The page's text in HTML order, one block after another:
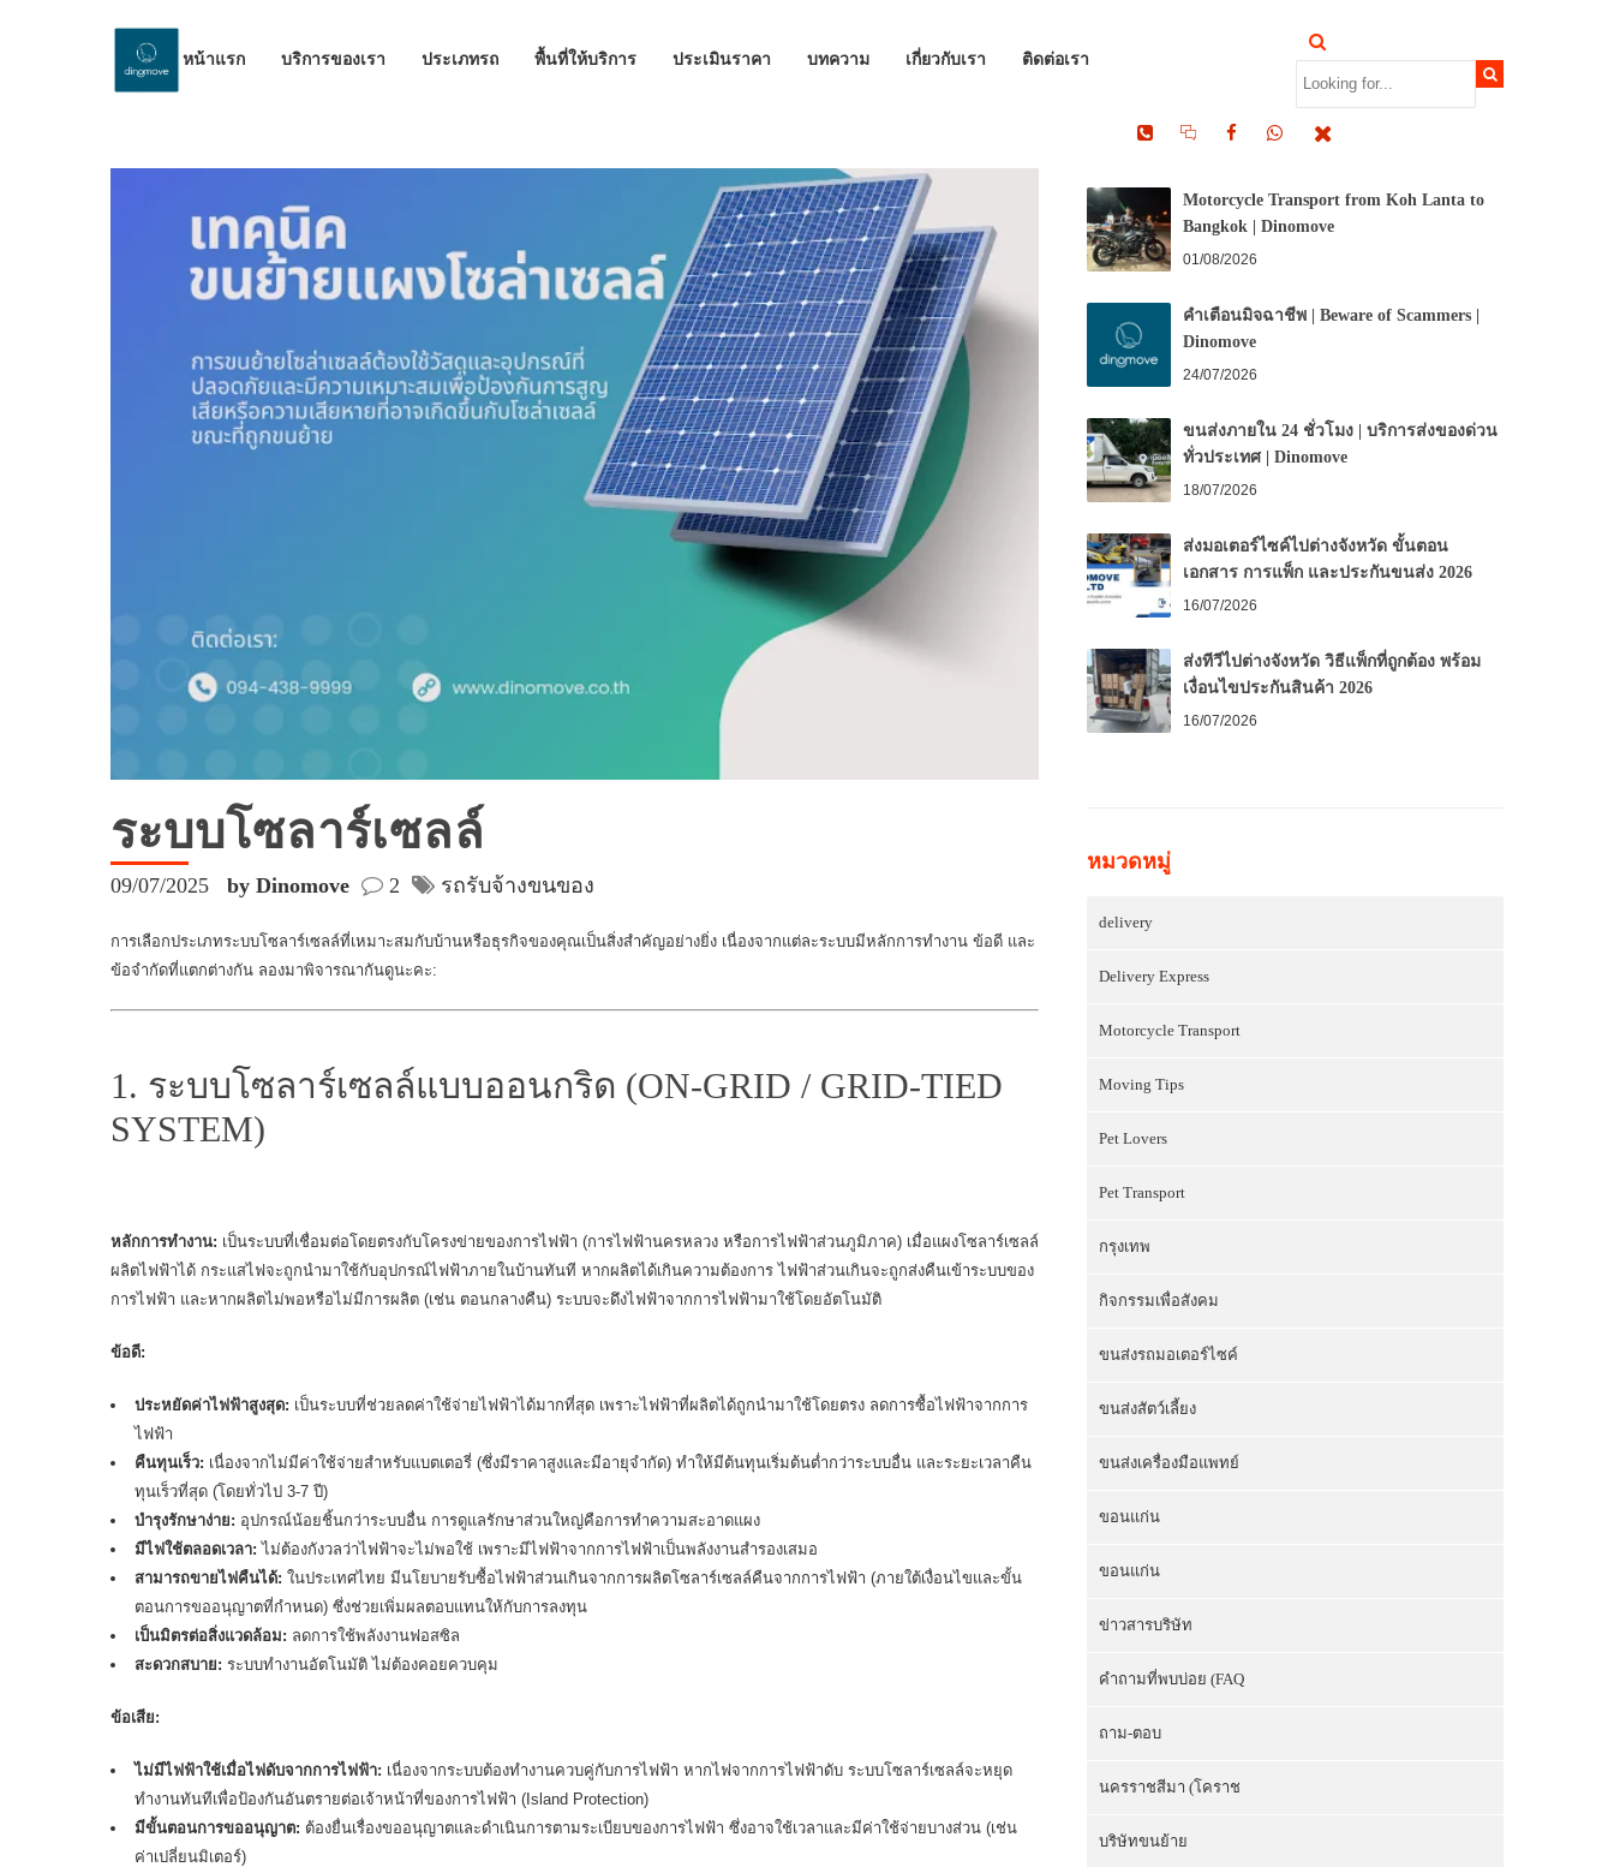
หน้าแรก บริการของเรา ประเภทรถ พื้นที่ให้บริการ ประเมินราคา บทความ เกี่ยวกับเรา ติดต่อเรา
ระบบโซลาร์เซลล์
09/07/2025 by Dinomove 2 รถรับจ้างขนของ
การเลือกประเภทระบบโซลาร์เซลล์ที่เหมาะสมกับบ้านหรือธุรกิจของคุณเป็นสิ่งสำคัญอย่างยิ่ง เนื่องจากแต่ละระบบมีหลักการทำงาน ข้อดี และ
ข้อจำกัดที่แตกต่างกัน ลองมาพิจารณากันดูนะคะ:
1. ระบบโซลาร์เซลล์แบบออนกริด (ON-GRID / GRID-TIED
SYSTEM)
หลักการทำงาน: เป็นระบบที่เชื่อมต่อโดยตรงกับโครงข่ายของการไฟฟ้า (การไฟฟ้านครหลวง หรือการไฟฟ้าส่วนภูมิภาค) เมื่อแผงโซลาร์เซลล์
ผลิตไฟฟ้าได้ กระแสไฟจะถูกนำมาใช้กับอุปกรณ์ไฟฟ้าภายในบ้านทันที หากผลิตได้เกินความต้องการ ไฟฟ้าส่วนเกินจะถูกส่งคืนเข้าระบบของ
การไฟฟ้า และหากผลิตไม่พอหรือไม่มีการผลิต (เช่น ตอนกลางคืน) ระบบจะดึงไฟฟ้าจากการไฟฟ้ามาใช้โดยอัตโนมัติ
ข้อดี:
ประหยัดค่าไฟฟ้าสูงสุด: เป็นระบบที่ช่วยลดค่าใช้จ่ายไฟฟ้าได้มากที่สุด เพราะไฟฟ้าที่ผลิตได้ถูกนำมาใช้โดยตรง ลดการซื้อไฟฟ้าจากการ
ไฟฟ้า
คืนทุนเร็ว: เนื่องจากไม่มีค่าใช้จ่ายสำหรับแบตเตอรี่ (ซึ่งมีราคาสูงและมีอายุจำกัด) ทำให้มีต้นทุนเริ่มต้นต่ำกว่าระบบอื่น และระยะเวลาคืน
ทุนเร็วที่สุด (โดยทั่วไป 3-7 ปี)
บำรุงรักษาง่าย: อุปกรณ์น้อยชิ้นกว่าระบบอื่น การดูแลรักษาส่วนใหญ่คือการทำความสะอาดแผง
มีไฟใช้ตลอดเวลา: ไม่ต้องกังวลว่าไฟฟ้าจะไม่พอใช้ เพราะมีไฟฟ้าจากการไฟฟ้าเป็นพลังงานสำรองเสมอ
สามารถขายไฟคืนได้: ในประเทศไทย มีนโยบายรับซื้อไฟฟ้าส่วนเกินจากการผลิตโซลาร์เซลล์คืนจากการไฟฟ้า (ภายใต้เงื่อนไขและขั้น
ตอนการขออนุญาตที่กำหนด) ซึ่งช่วยเพิ่มผลตอบแทนให้กับการลงทุน
เป็นมิตรต่อสิ่งแวดล้อม: ลดการใช้พลังงานฟอสซิล
สะดวกสบาย: ระบบทำงานอัตโนมัติ ไม่ต้องคอยควบคุม
ข้อเสีย:
ไม่มีไฟฟ้าใช้เมื่อไฟดับจากการไฟฟ้า: เนื่องจากระบบต้องทำงานควบคู่กับการไฟฟ้า หากไฟจากการไฟฟ้าดับ ระบบโซลาร์เซลล์จะหยุด
ทำงานทันทีเพื่อป้องกันอันตรายต่อเจ้าหน้าที่ของการไฟฟ้า (Island Protection)
มีขั้นตอนการขออนุญาต: ต้องยื่นเรื่องขออนุญาตและดำเนินการตามระเบียบของการไฟฟ้า ซึ่งอาจใช้เวลาและมีค่าใช้จ่ายบางส่วน (เช่น
ค่าเปลี่ยนมิเตอร์)
RECENT POSTS
Motorcycle Transport from Koh Lanta to
Bangkok | Dinomove
01/08/2026
คำเตือนมิจฉาชีพ | Beware of Scammers |
Dinomove
24/07/2026
ขนส่งภายใน 24 ชั่วโมง | บริการส่งของด่วน
ทั่วประเทศ | Dinomove
18/07/2026
ส่งมอเตอร์ไซค์ไปต่างจังหวัด ขั้นตอน
เอกสาร การแพ็ก และประกันขนส่ง 2026
16/07/2026
ส่งทีวีไปต่างจังหวัด วิธีแพ็กที่ถูกต้อง พร้อม
เงื่อนไขประกันสินค้า 2026
16/07/2026
หมวดหมู่
delivery
Delivery Express
Motorcycle Transport
Moving Tips
Pet Lovers
Pet Transport
กรุงเทพ
กิจกรรมเพื่อสังคม
ขนส่งรถมอเตอร์ไซค์
ขนส่งสัตว์เลี้ยง
ขนส่งเครื่องมือแพทย์
ขอนแก่น
ขอนแก่น
ข่าวสารบริษัท
คำถามที่พบบ่อย (FAQ
ถาม-ตอบ
นครราชสีมา (โคราช
บริษัทขนย้าย